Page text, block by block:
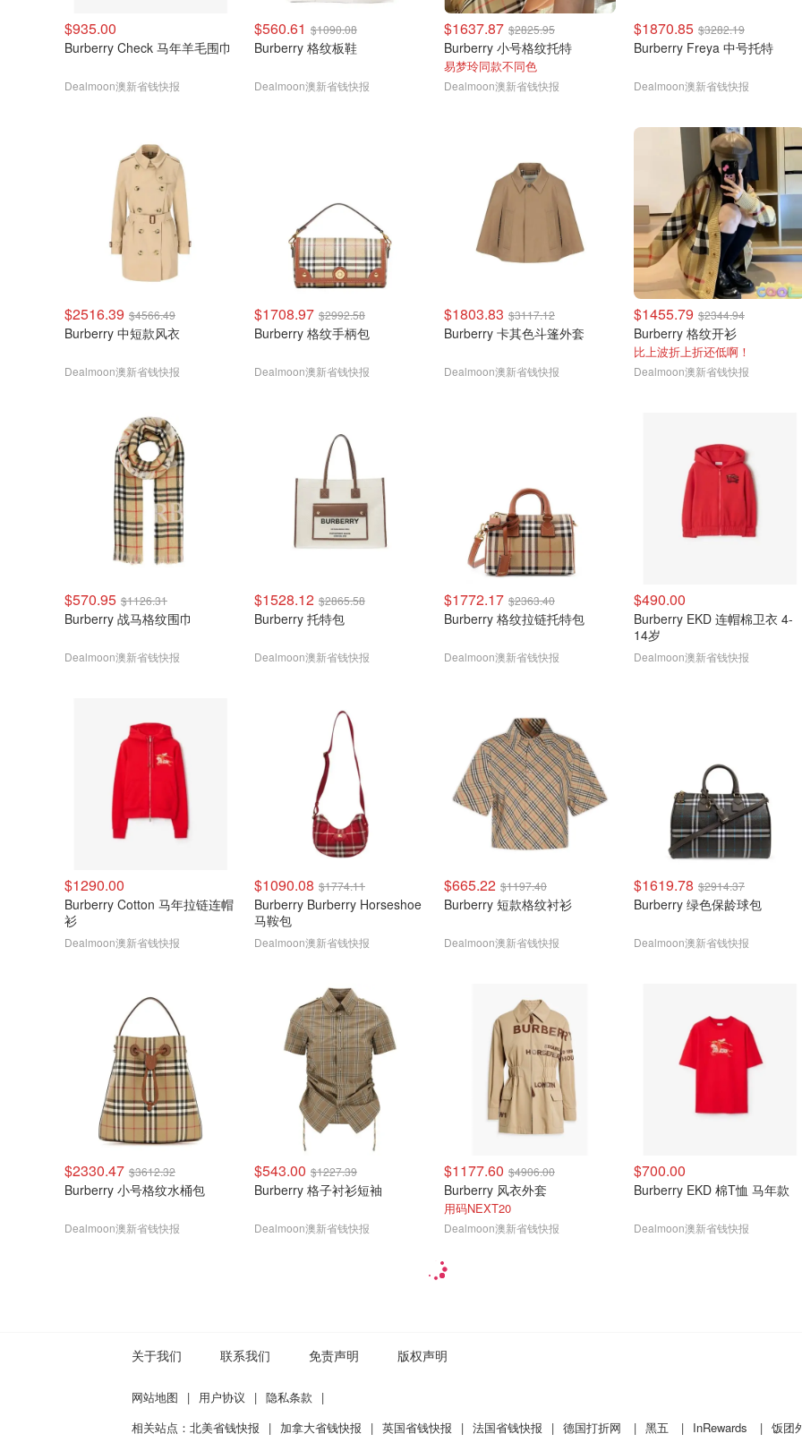
$935.00
Burberry Check 马年羊毛围巾
Dealmoon澳新省钱快报
$560.61 $1090.08
Burberry 格纹板鞋
Dealmoon澳新省钱快报
$1637.87 $2825.95
Burberry 小号格纹托特
易梦玲同款不同色
Dealmoon澳新省钱快报
$1870.85 $3282.19
Burberry Freya 中号托特
Dealmoon澳新省钱快报
$2516.39 $4566.49
Burberry 中短款风衣
Dealmoon澳新省钱快报
$1708.97 $2992.58
Burberry 格纹手柄包
Dealmoon澳新省钱快报
$1803.83 $3117.12
Burberry 卡其色斗篷外套
Dealmoon澳新省钱快报
$1455.79 $2344.94
Burberry 格纹开衫
比上波折上折还低啊！
Dealmoon澳新省钱快报
$570.95 $1126.31
Burberry 战马格纹围巾
Dealmoon澳新省钱快报
$1528.12 $2865.58
Burberry 托特包
Dealmoon澳新省钱快报
$1772.17 $2363.40
Burberry 格纹拉链托特包
Dealmoon澳新省钱快报
$490.00
Burberry EKD 连帽棉卫衣 4-
14岁
Dealmoon澳新省钱快报
$1290.00
Burberry Cotton 马年拉链连帽
衫
Dealmoon澳新省钱快报
$1090.08 $1774.11
Burberry Burberry Horseshoe
马鞍包
Dealmoon澳新省钱快报
$665.22 $1197.40
Burberry 短款格纹衬衫
Dealmoon澳新省钱快报
$1619.78 $2914.37
Burberry 绿色保龄球包
Dealmoon澳新省钱快报
$2330.47 $3612.32
Burberry 小号格纹水桶包
Dealmoon澳新省钱快报
$543.00 $1227.39
Burberry 格子衬衫短袖
Dealmoon澳新省钱快报
$1177.60 $4906.00
Burberry 风衣外套
用码NEXT20
Dealmoon澳新省钱快报
$700.00
Burberry EKD 棉T恤 马年款
Dealmoon澳新省钱快报
关于我们 联系我们 免责声明 版权声明
网站地图 | 用户协议 | 隐私条款
|
相关站点： 北美省钱快报 | 加拿大省钱快报 | 英国省钱快报 | 法国省钱快报 | 德国打折网 | 黑五 | InRewards | 饭团